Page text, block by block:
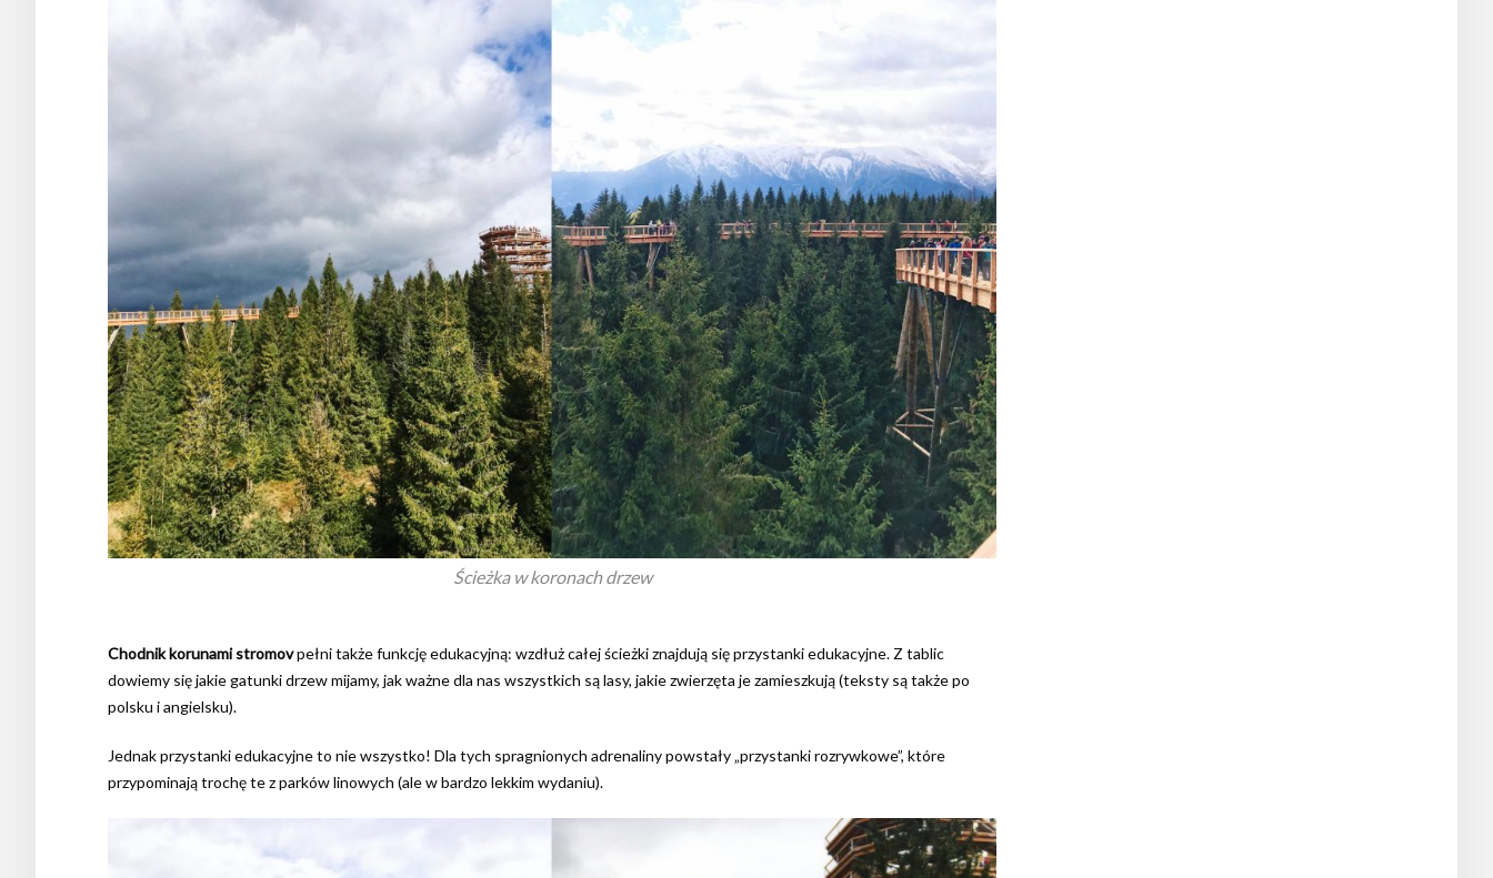
Ścieżka w koronach drzew
Chodnik korunami stromovpełni także funkcję edukacyjną: wzdłuż całej ścieżki znajdują się przystanki edukacyjne. Z tablic
dowiemy się jakie gatunki drzew mijamy, jak ważne dla nas wszystkich są lasy, jakie zwierzęta je zamieszkują (teksty są także po
polsku i angielsku).
Jednak przystanki edukacyjne to nie wszystko! Dla tych spragnionych adrenaliny powstały „przystanki rozrywkowe”, które
przypominają trochę te z parków linowych (ale w bardzo lekkim wydaniu).